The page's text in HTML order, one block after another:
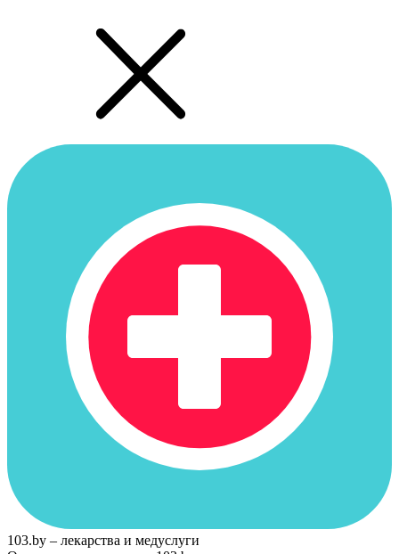
103.by – лекарства и медуслуги